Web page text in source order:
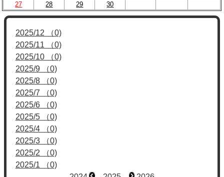
27
28 29 30
2025/12 （0)
2025/11 （0)
2025/10 （0)
2025/9 （0)
2025/8 （0)
2025/7 （0)
2025/6 （0)
2025/5 （0)
2025/4 （0)
2025/3 （0)
2025/2 （0)
2025/1 （0)